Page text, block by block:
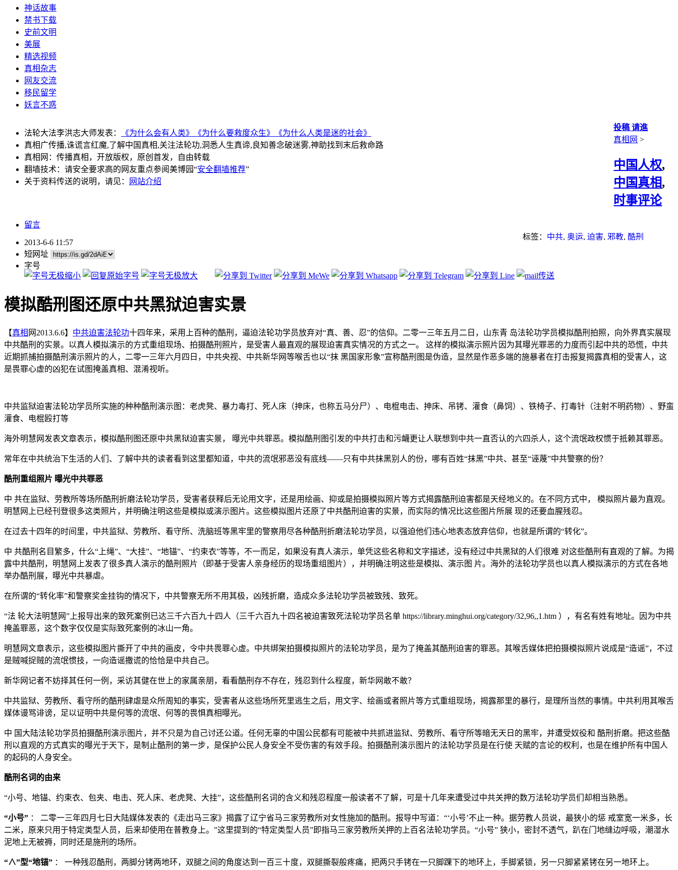
神话故事
禁书下载
史前文明
美展
精选视频
真相杂志
网友交流
移民留学
妖言不惑
法轮大法李洪志大师发表： 《为什么会有人类》 《为什么要救度众生》
《为什么人类是迷的社会》
真相广传播,诛谎言红魔,了解中国真相,关注法轮功,洞悉人生真谛,良知善念破迷雾,神助找到末后救命路
真相网：传播真相，开放版权，原创首发，自由转载
翻墙技术：请安全要求高的网友重点参阅美博园“安全翻墙推荐”
关于资料传送的说明，请见：
网站介绍
投稿 请進
真相网 >
中国人权,
中国真相,
时事评论
留言
标签： 中共, 奥运, 迫害, 邪教, 酷刑
2013-6-6 11:57
短网址
字号
模拟酷刑图还原中共黑狱迫害实景
【真相 网2013.6.6】 中共迫害法轮功十四年来，采用上百种的酷刑，逼迫法轮功学员放弃对“真、善、忍”的信仰。二零一三年五月二日，山东青 岛法轮功学员模拟酷刑拍照，向外界真实展现
中共酷刑的实景。以真人模拟演示的方式重组现场、拍摄酷刑照片，是受害人最直观的展现迫害真实情况的方式之一。 这样的模拟演示照片因为其曝光罪恶的力度而引起中共的恐慌，中共
近期抓捕拍摄酷刑演示照片的人，二零一三年六月四日，中共央视、中共新华网等喉舌也以“抹 黑国家形象”宣称酷刑图是伪造，显然是作恶多端的施暴者在打击报复揭露真相的受害人，这
是畏罪心虚的凶犯在试图掩盖真相、混淆视听。
中共监狱迫害法轮功学员所实施的种种酷刑演示图：老虎凳、暴力毒打、死人床（抻床，也称五马分尸）、电棍电击、抻床、吊铐、灌食（鼻饲）、铁椅子、打毒针（注射不明药物）、野蛮
灌食、电棍殴打等
海外明慧网发表文章表示，模拟酷刑图还原中共黑狱迫害实景， 曝光中共罪恶。模拟酷刑图引发的中共打击和污衊更让人联想到中共一直否认的六四杀人，这个流氓政权惯于抵赖其罪恶。
常年在中共统治下生活的人们、了解中共的读者看到这里都知道，中共的流氓邪恶没有底线——只有中共抹黑别人的份，哪有百姓“抹黑”中共、甚至“诬蔑”中共警察的份？
酷刑重组照片 曝光中共罪恶
中 共在监狱、劳教所等场所酷刑折磨法轮功学员，受害者获释后无论用文字，还是用绘画、抑或是拍摄模拟照片等方式揭露酷刑迫害都是天经地义的。在不同方式中， 模拟照片最为直观。
明慧网上已经刊登很多这类照片，并明确注明这些是模拟或演示图片。这些模拟图片还原了中共酷刑迫害的实景，而实际的情况比这些图片所展 现的还要血腥残忍。
在过去十四年的时间里，中共监狱、劳教所、看守所、洗脑班等黑牢里的警察用尽各种酷刑折磨法轮功学员，以强迫他们违心地表态放弃信仰，也就是所谓的“转化”。
中 共酷刑名目繁多，什么“上绳”、“大挂”、“地锚”、“约束衣”等等，不一而足，如果没有真人演示，单凭这些名称和文字描述，没有经过中共黑狱的人们很难 对这些酷刑有直观的了解。为揭
露中共酷刑，明慧网上发表了很多真人演示的酷刑照片（即基于受害人亲身经历的现场重组图片），并明确注明这些是模拟、演示图 片。海外的法轮功学员也以真人模拟演示的方式在各地
举办酷刑展，曝光中共暴虐。
在所谓的“转化率”和警察奖金挂钩的情况下，中共警察无所不用其极，凶残折磨，造成众多法轮功学员被致残、致死。
“法 轮大法明慧网”上报导出来的致死案例已达三千六百九十四人（三千六百九十四名被迫害致死法轮功学员名单 https://library.minghui.org/category/32,96,,1.htm ），有名有姓有地址。因为中共
掩盖罪恶，这个数字仅仅是实际致死案例的冰山一角。
明慧网文章表示，这些模拟图片撕开了中共的画皮，令中共畏罪心虚。中共绑架拍摄模拟照片的法轮功学员，是为了掩盖其酷刑迫害的罪恶。其喉舌媒体把拍摄模拟照片说成是“造谣”，不过
是贼喊捉贼的流氓惯技，一向造谣撒谎的恰恰是中共自己。
新华网记者不妨择其任何一例，采访其健在世上的家属亲朋，看看酷刑存不存在，残忍到什么程度，新华网敢不敢？
中共监狱、劳教所、看守所的酷刑肆虐是众所周知的事实，受害者从这些场所死里逃生之后，用文字、绘画或者照片等方式重组现场，揭露那里的暴行，是理所当然的事情。中共利用其喉舌
媒体谩骂诽谤，足以证明中共是何等的流氓、何等的畏惧真相曝光。
中 国大陆法轮功学员拍摄酷刑演示图片，并不只是为自己讨还公道。任何无辜的中国公民都有可能被中共抓进监狱、劳教所、看守所等暗无天日的黑牢，并遭受奴役和 酷刑折磨。把这些酷
刑以直观的方式真实的曝光于天下，是制止酷刑的第一步，是保护公民人身安全不受伤害的有效手段。拍摄酷刑演示图片的法轮功学员是在行使 天赋的言论的权利，也是在维护所有中国人
的起码的人身安全。
酷刑名词的由来
“小号、地锚、约束衣、包夹、电击、死人床、老虎凳、大挂”，这些酷刑名词的含义和残忍程度一般读者不了解，可是十几年来遭受过中共关押的数万法轮功学员们却相当熟悉。
“小号” ： 二零一三年四月七日大陆媒体发表的《走出马三家》揭露了辽宁省马三家劳教所对女性施加的酷刑。报导中写道：“‘小号’不止一种。据劳教人员说，最狭小的惩 戒室宽一米多，长
二米，原来只用于特定类型人员，后来却使用在普教身上。”这里提到的“特定类型人员”即指马三家劳教所关押的上百名法轮功学员。“小号” 狭小，密封不透气，趴在门地缝边呼吸，潮湿水
泥地上无被褥，同时还是施刑的场所。
“∧”型“地锚” ： 一种残忍酷刑，两脚分铐两地环，双腿之间的角度达到一百三十度，双腿撕裂般疼痛，把两只手铐在一只脚踝下的地环上，手脚紧锁，另一只脚紧紧铐在另一地环上。